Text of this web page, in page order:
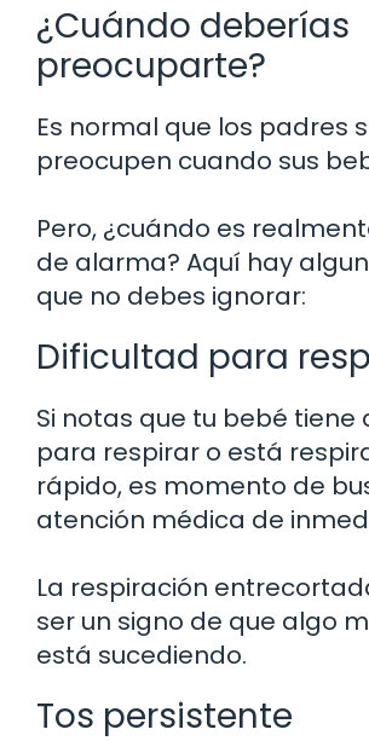
¿Cuándo deberías
preocuparte?
Es normal que los padres
preocupen cuando sus
Pero, ¿cuándo es
de alarma? Aquí hay
que no debes ignorar:
Dificultad para
Si notas que tu bebé tiene
para respirar o está
rápido, es momento de
atención médica de
La respiración
ser un signo de que algo
está sucediendo.
Tos persistente